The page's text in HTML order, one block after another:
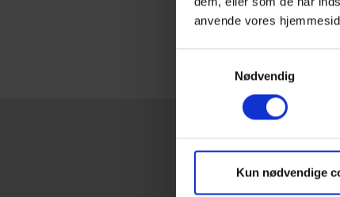
anvende vores
Nødvendig
Kun nødvendige